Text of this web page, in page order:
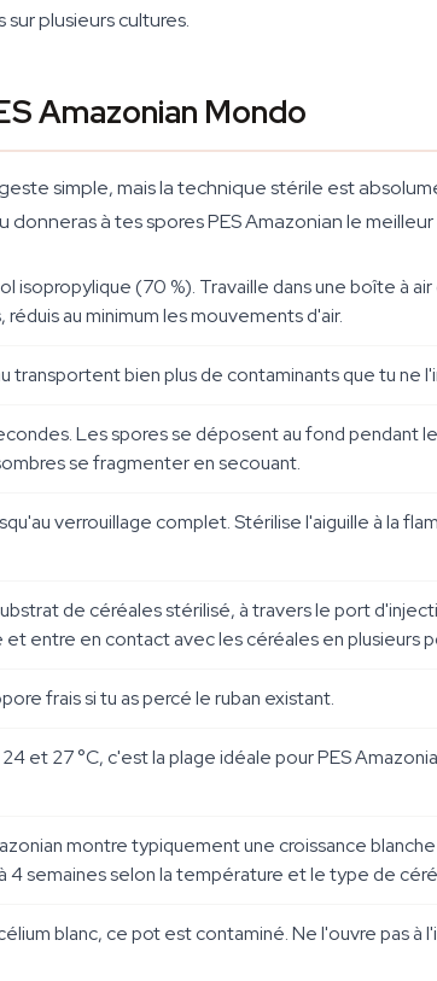
plusieurs cultures.
Amazonian Mondo
simple, mais la technique stérile est
à tes spores PES Amazonian le
(70 %). Travaille dans une boîte à air
au minimum les mouvements d'air.
bien plus de contaminants que tu ne
Les spores se déposent au fond pendant
se fragmenter en secouant.
verrouillage complet. Stérilise l'aiguille à la
de céréales stérilisé, à travers le port
entre en contact avec les céréales en plusieurs
frais si tu as percé le ruban existant.
et 27 °C, c'est la plage idéale pour PES
montre typiquement une croissance
4 semaines selon la température et le type de
blanc, ce pot est contaminé. Ne l'ouvre pas